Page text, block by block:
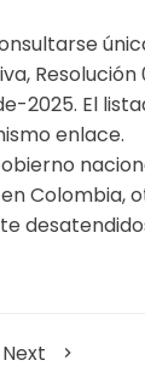
Resolución
El
enlace.
Colombia,
Next